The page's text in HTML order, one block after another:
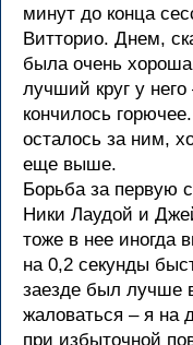
минут до конца
Витторио. Днем,
была очень
лучший круг у
кончилось
осталось за ним,
еще выше.
Борьба за первую
Ники Лаудой и
тоже в нее иногда
на 0,2 секунды
заезде был лучше
жаловаться – я на
при избыточной